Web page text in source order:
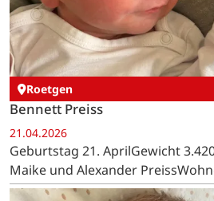
Roetgen
Bennett Preiss
21.04.2026
Geburtstag 21. AprilGewicht
Maike und Alexander